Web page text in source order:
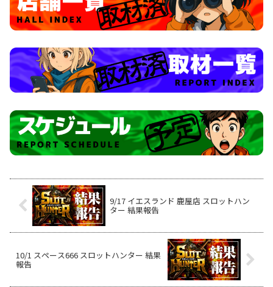
9/17 イエスランド 鹿屋店 スロットハン
ター 結果報告
10/1 スペース666 スロットハンター 結果
報告